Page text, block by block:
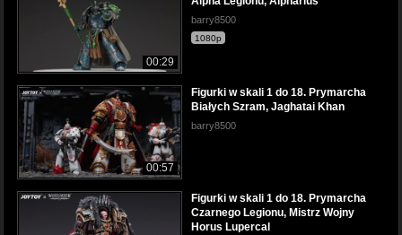
00:29
barry8500
1080p
00:57
Figurki w skali 1 do 18. Prymarcha
Białych Szram, Jaghatai Khan
barry8500
Figurki w skali 1 do 18. Prymarcha
Czarnego Legionu, Mistrz Wojny
Horus Lupercal